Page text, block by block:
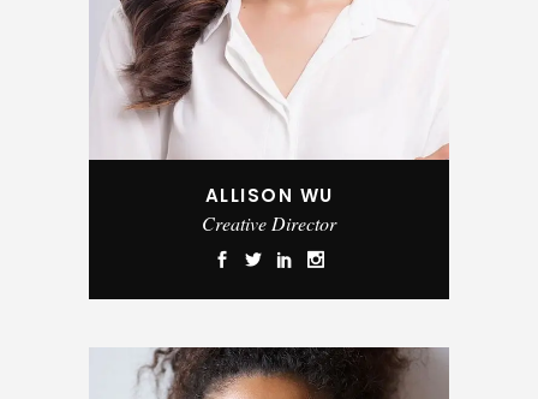
ALLISON WU
Creative Director